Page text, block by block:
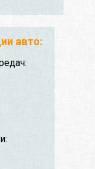
авто: